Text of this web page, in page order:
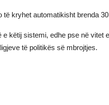
të kryhet automatikisht brenda
këtij sistemi, edhe pse në vitet
të politikës së mbrojtjes.